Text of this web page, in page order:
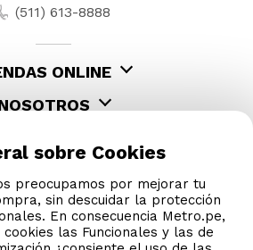
(511) 613-8888
ONLINE
sobre Cookies
preocupamos por mejorar tu
sin descuidar la protección
En consecuencia Metro.pe,
las Funcionales y las de